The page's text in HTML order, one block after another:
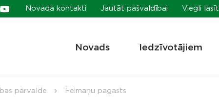
Novada kontakti Jautāt pašvaldībai Viegli lasīt
Novads Iedzīvotājiem
pārvalde Feimaņu pagasts